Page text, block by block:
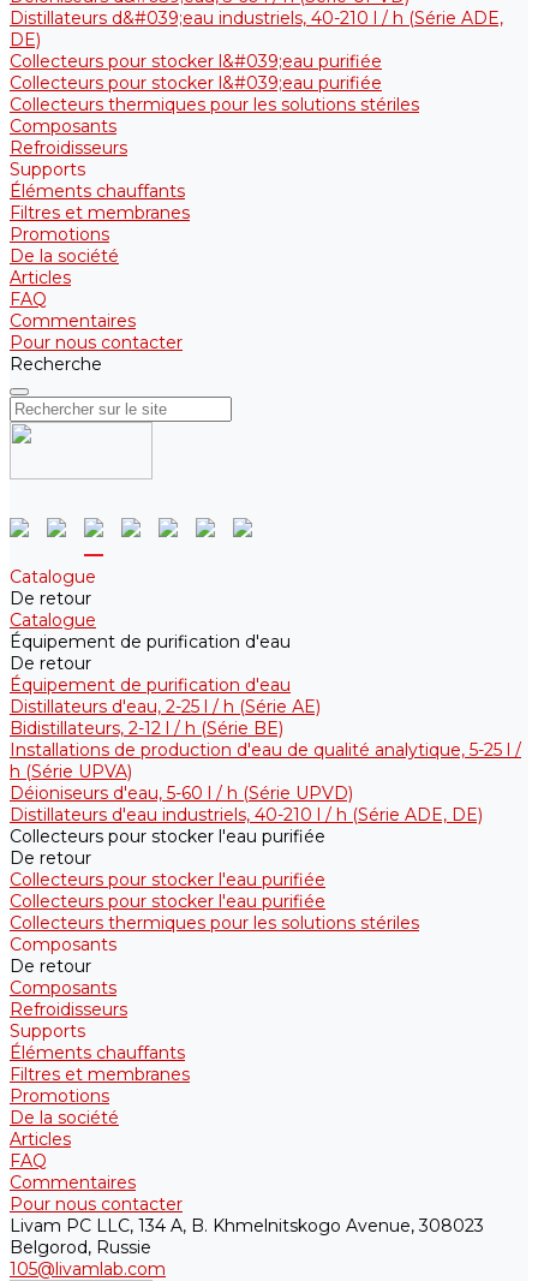
Distillateurs d&#039;eau industriels, 40-210 l / h (Série ADE,
DE)
Collecteurs pour stocker l&#039;eau purifiée
Collecteurs pour stocker l&#039;eau purifiée
Collecteurs thermiques pour les solutions stériles
Composants
Refroidisseurs
Supports
Éléments chauffants
Filtres et membranes
Promotions
De la société
Articles
FAQ
Commentaires
Pour nous contacter
Recherche
Catalogue
De retour
Catalogue
Équipement de purification d'eau
De retour
Équipement de purification d'eau
Distillateurs d'eau, 2-25 l / h (Série АE)
Bidistillateurs, 2-12 l / h (Série BE)
Installations de production d'eau de qualité analytique, 5-25 l /
h (Série UPVA)
Déioniseurs d'eau, 5-60 l / h (Série UPVD)
Distillateurs d'eau industriels, 40-210 l / h (Série ADE, DE)
Collecteurs pour stocker l'eau purifiée
De retour
Collecteurs pour stocker l'eau purifiée
Collecteurs pour stocker l'eau purifiée
Collecteurs thermiques pour les solutions stériles
Composants
De retour
Composants
Refroidisseurs
Supports
Éléments chauffants
Filtres et membranes
Promotions
De la société
Articles
FAQ
Commentaires
Pour nous contacter
Livam PC LLC, 134 A, B. Khmelnitskogo Avenue, 308023
Belgorod, Russie
105@livamlab.com